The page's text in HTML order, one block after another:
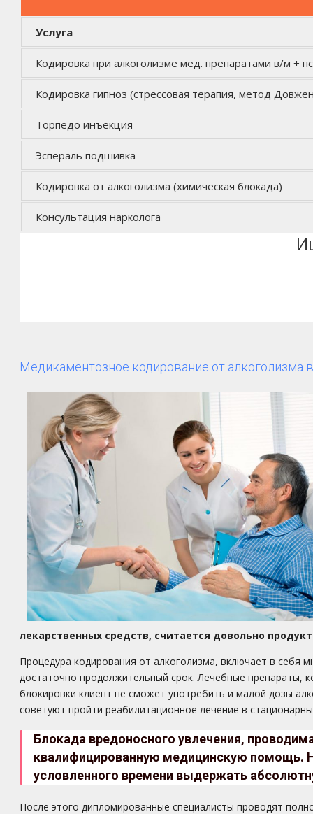
Услуга
Кодировка при алкоголизме мед. препаратами в/м +
Кодировка гипноз (стрессовая терапия, метод
Торпедо инъекция
Эспераль подшивка
Кодировка от алкоголизма (химическая блокада)
Консультация нарколога
Медикаментозное кодирование от алкоголизма
лекарственных средств, считается довольно
Процедура кодирования от алкоголизма, включает в себя
достаточно продолжительный срок. Лечебные препараты,
блокировки клиент не сможет употребить и малой дозы
советуют пройти реабилитационное лечение в
Блокада вредоносного увлечения,
квалифицированную медицинскую помощь.
условленного времени выдержать
После этого дипломированные специалисты проводят